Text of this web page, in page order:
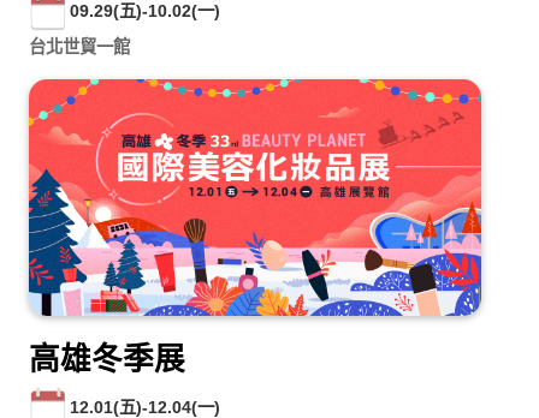
09.29(五)-10.02(一)
台北世貿一館
高雄冬季展
12.01(五)-12.04(一)